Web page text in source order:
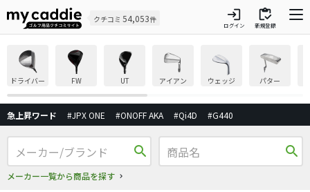
クチコミ 54,053件 login
ログイン
inventory
新規登録
ドライバー FW UT アイアン ウェッジ パター
急上昇ワード #JPX ONE #ONOFF AKA #Qi4D #G440
search
メーカー一覧から商品を探す
search